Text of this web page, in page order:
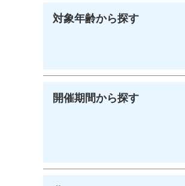
対象年齢から探す
開催期間から探す